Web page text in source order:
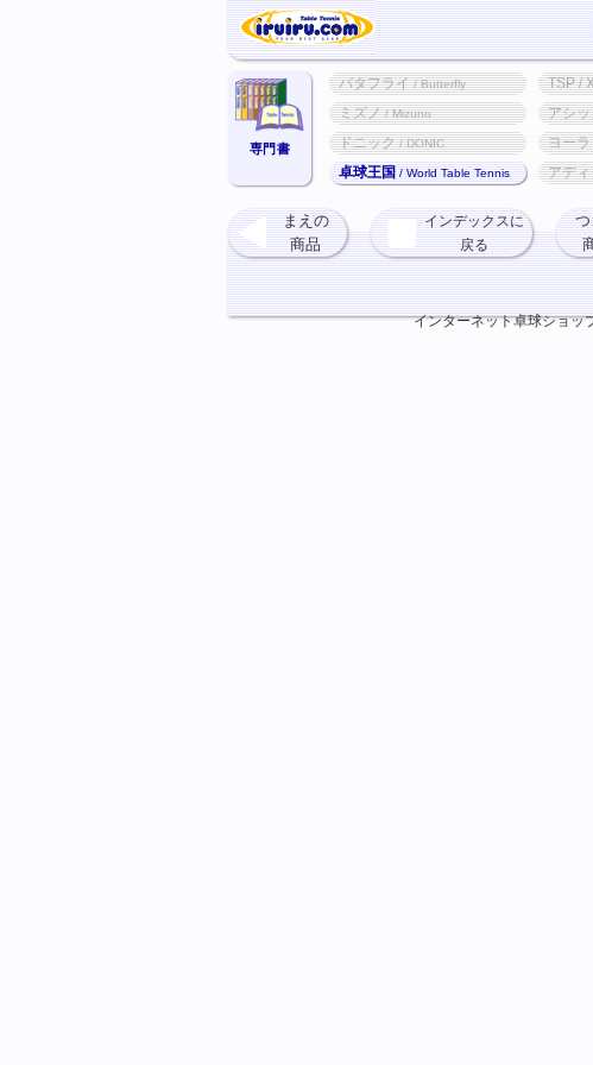
専門書
バタフライ/ Butterfly TSP /
XIOM /
ミズノ/ Mizuno アシ
ドニック/ DONIC ヨーラ
卓球王国/ World Table Tennis アデ
まえの
商品
インデックスに
戻る
つ
インターネット卓球ショッ